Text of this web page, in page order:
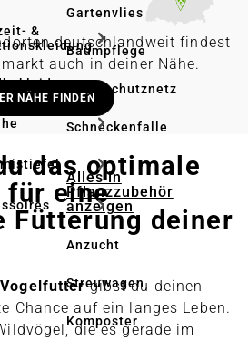
&
Gartenvlies
Baumpflege
Vogelschutznetz
Schneckenfalle
Alles in
Pflanzzubehör
anzeigen
Anzucht
Streuwagen
Komposter
deutschlandweit findest
auch in deiner Nähe.
Märkte
Wunschmarkt
vor Ort
regional abholen
NÄHE FINDEN
das optimale
für eine
Fütterung deiner
Vogelfuttergibst du deinen
Chance auf ein langes Leben.
die es gerade im